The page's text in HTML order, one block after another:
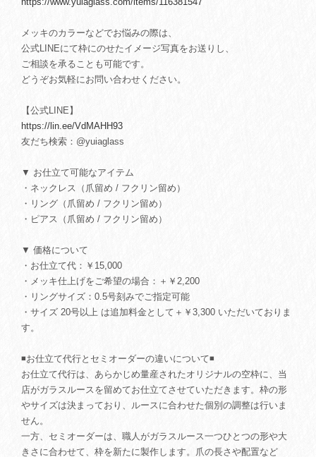
メッキのカラーなどでお悩みの際は、
公式LINEにて枠にのせたイメージ写真をお送りし、
ご相談を承ることも可能です。
どうぞお気軽にお問い合わせください。
【公式LINE】
https://lin.ee/VdMAHH93
友だち検索：@yuiaglass
▼ お仕立て可能なアイテム
・ネックレス（爪留め / フクリン留め）
・リング（爪留め / フクリン留め）
・ピアス（爪留め / フクリン留め）
▼ 価格について
・お仕立て代：￥15,000
・メッキ仕上げをご希望の場合：＋￥2,200
・リングサイズ：0.5号刻みでご指定可能
・サイズ 20号以上 は追加料金として＋￥3,300 いただいておりま
す。
◾️お仕立て代行とセミオーダーの違いについて◾️
お仕立て代行は、あらかじめ量産されたオリジナルの空枠に、当
店がガラスルースを留めてお仕立てさせていただきます。枠の形
やサイズは決まっており、ルースに合わせた個別の調整は行いま
せん。
一方、セミオーダーは、職人がガラスルース一つひとつの形や大
きさに合わせて、枠を新たに製作します。爪の長さや配置など